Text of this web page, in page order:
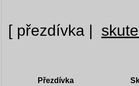
[ přezdívka |
Přezdívka